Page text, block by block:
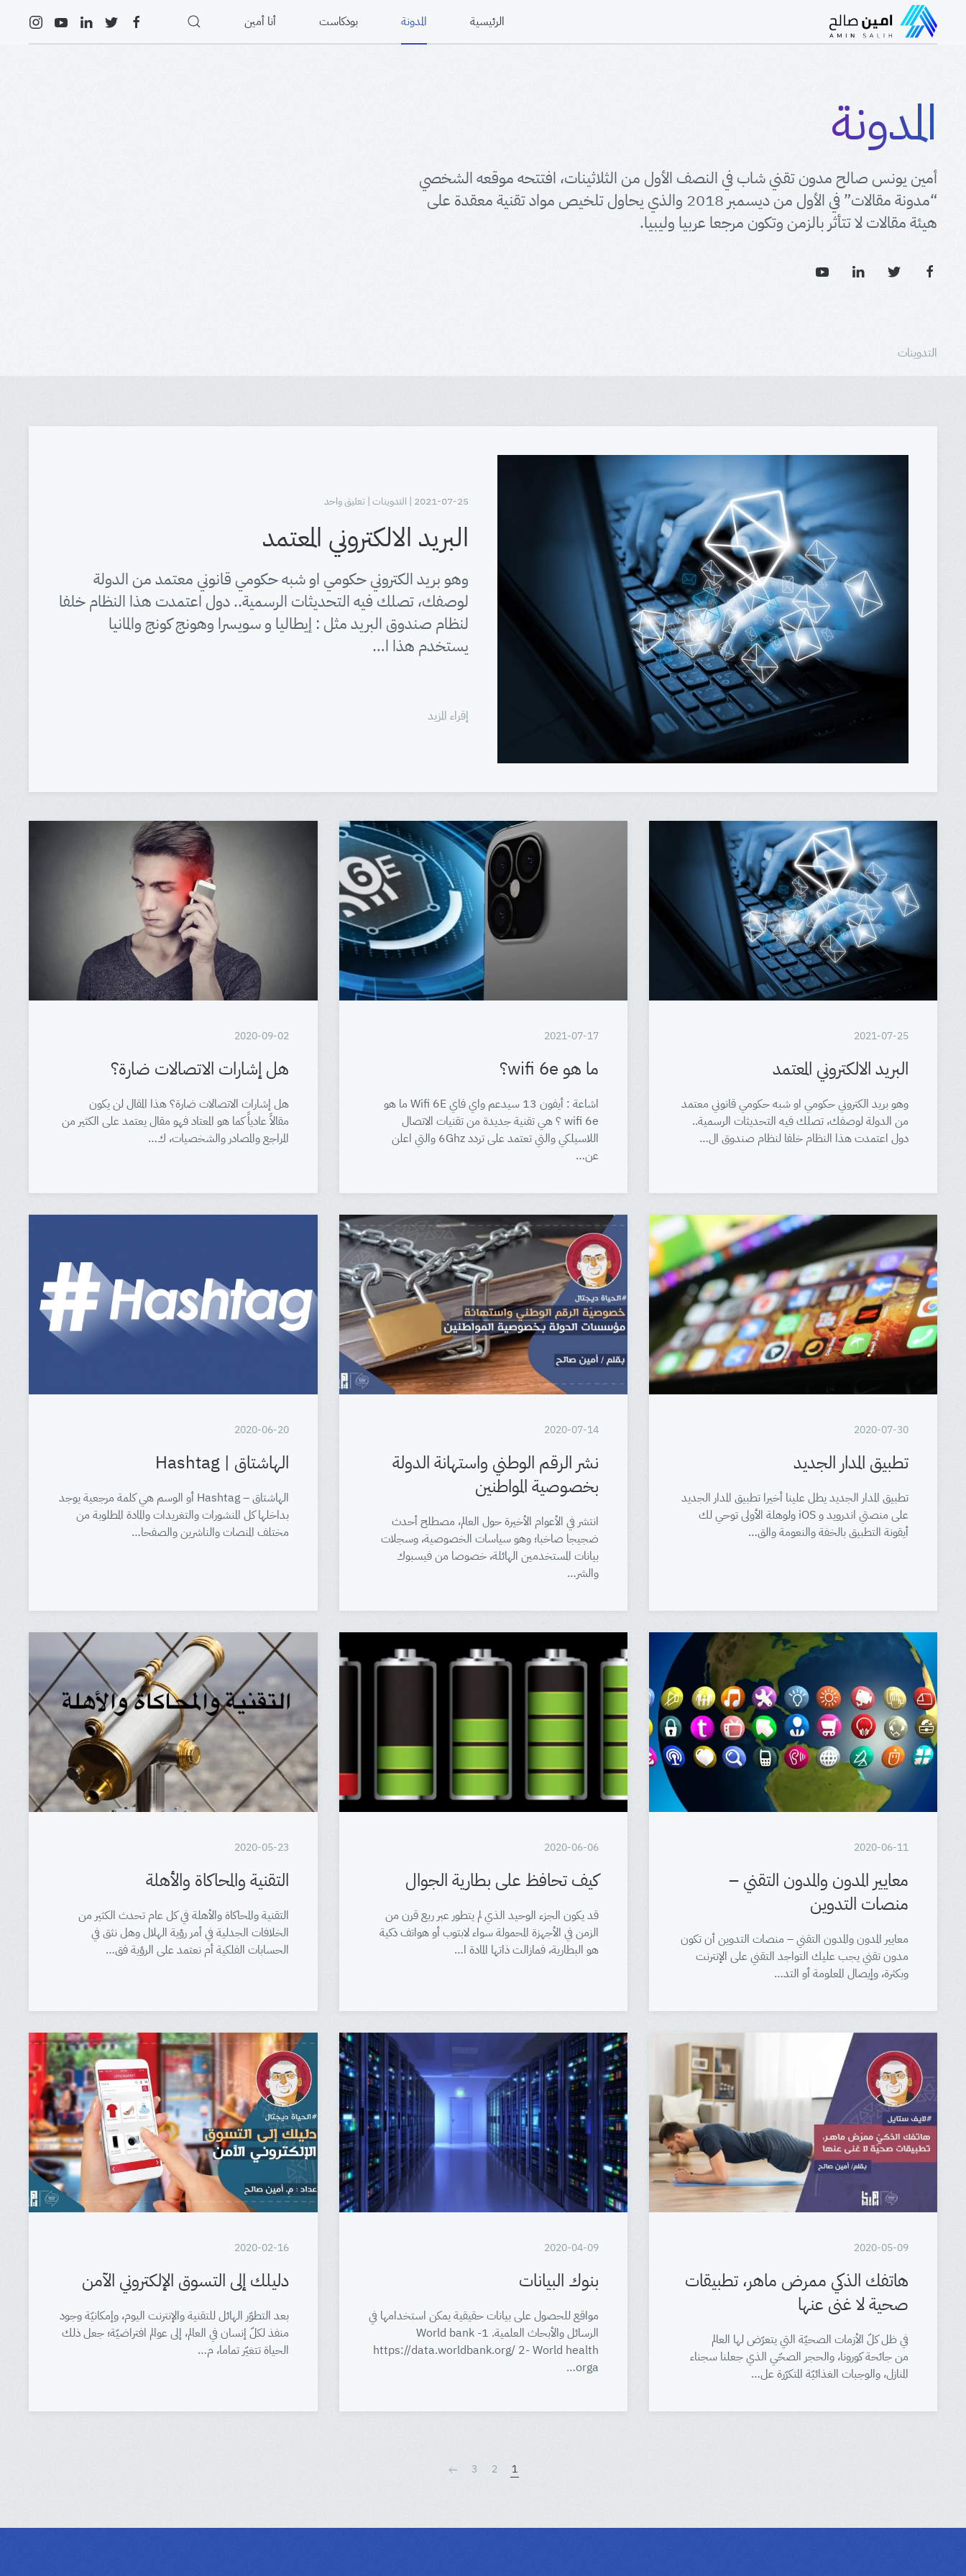
الرئيسية المدونة بودكاست أنا أمين
المدونة
أمين يونس صالح مدون تقني شاب في النصف الأول من الثلاثينات، افتتحه موقعه الشخصي
“مدونة مقالات” في الأول من ديسمبر 2018 والذي يحاول تلخيص مواد تقنية معقدة على
هيئة مقالات لا تتأثر بالزمن وتكون مرجعا عربيا وليبيا.
التدوينات
2021-07-25 | التدوينات | تعليق واحد
البريد الالكتروني المعتمد
وهو بريد الكتروني حكومي او شبه حكومي قانوني معتمد من الدولة
لوصفك، تصلك فيه التحديثات الرسمية.. دول اعتمدت هذا النظام خلفا
لنظام صندوق البريد مثل : إيطاليا و سويسرا وهونج كونج والمانيا
يستخدم هذا ا…
إقراء المزيد
2021-07-25
البريد الالكتروني المعتمد
وهو بريد الكتروني حكومي او شبه حكومي قانوني معتمد
من الدولة لوصفك، تصلك فيه التحديثات الرسمية..
دول اعتمدت هذا النظام خلفا لنظام صندوق ال…
2021-07-17
ما هو wifi 6e؟
اشاعة : أيفون 13 سيدعم واي فاي Wifi 6E ما هو
wifi 6e ؟ هي تقنية جديدة من تقنيات الاتصال
اللاسيلكي والتي تعتمد على تردد 6Ghz والتي اعلن
عن…
2020-09-02
هل إشارات الاتصالات ضارة؟
هل إشارات الاتصالات ضارة؟ هذا المقال لن يكون
مقالاً عادياً كما هو المعتاد فهو مقال يعتمد على الكثير من
المراجع والمصادر والشخصيات، ك…
2020-07-30
تطبيق المدار الجديد
تطبيق المدار الجديد يطل علينا أخيرا تطبيق المدار الجديد
على منصتي اندرويد و iOS ولوهلة الأولى توحي لك
أيقونة التطبيق بالخفة والنعومة والق…
2020-07-14
نشر الرقم الوطني واستهانة الدولة
بخصوصية المواطنين
انتشر في الأعوام الأخيرة حول العالم، مصطلح أحدث
ضجيجا صاخبا؛ وهو سياسات الخصوصية، وسجلات
بيانات المستخدمين الهائلة، خصوصا من فيسبوك
والشر…
2020-06-20
الهاشتاق | Hashtag
الهاشتاق – Hashtag أو الوسم هي كلمة مرجعية يوجد
بداخلها كل المنشورات والتغريدات والمادة المطلوبة من
مختلف المنصات والناشرين والصفحا…
2020-06-11
معايير المدون والمدون التقني –
منصات التدوين
معايير المدون والمدون التقني – منصات التدوين أن تكون
مدون تقني يجب عليك التواجد التقني على الإنترنت
وبكثرة، وإيصال المعلومة أو التد…
2020-06-06
كيف تحافظ على بطارية الجوال
قد يكون الجزء الوحيد الذي لم يتطور عبر ربع قرن من
الزمن في الأجهزة المحمولة سواء لابتوب أو هواتف ذكية
هو البطارية، فمازالت ذاتها المادة ا…
2020-05-23
التقنية والمحاكاة والأهلة
التقنية والمحاكاة والأهلة في كل عام تحدث الكثير من
الخلافات الجدلية في أمر رؤية الهلال وهل نثق في
الحسابات الفلكية أم نعتمد على الرؤية فق…
2020-05-09
هاتفك الذكي ممرض ماهر، تطبيقات
صحية لا غنى عنها
في ظل كلّ الأزمات الصحيّة التي يتعرّض لها العالم
من جائحة كورونا، والحجر الصحّي الذي جعلنا سجناء
المنازل، والوجبات الغذائيّة المتكرّرة عل…
2020-04-09
بنوك البيانات
مواقع للحصول على بيانات حقيقية يمكن استخدامها في
الرسائل والأبحاث العلمية. 1- World bank
https://data.worldbank.org/ 2- World health
orga…
2020-02-16
دليلك إلى التسوق الإلكتروني الآمن
بعد التطوّر الهائل للتقنية والإنترنت اليوم، وإمكانيّة وجود
منفذ لكلّ إنسان في العالم، إلى عوالم افتراضيّة؛ جعل ذلك
الحياة تتغيّر تماما، م…
1
2
3